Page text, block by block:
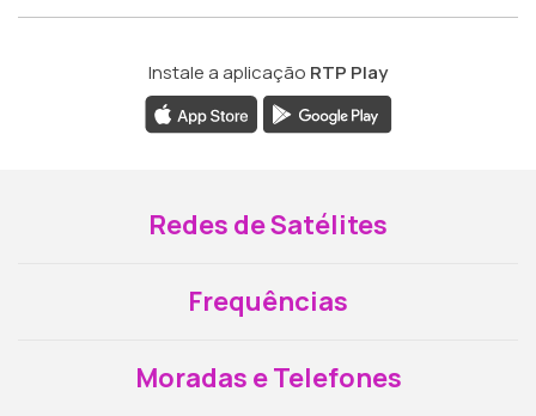
Instale a aplicação RTP Play
Redes de Satélites
Frequências
Moradas e Telefones